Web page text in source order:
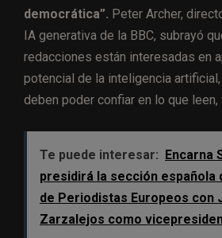
democrática”. Peter Archer,
IA generativa de la BBC, subrayó
redacciones están interesadas en
potencial de la inteligencia
deben poder confiar en lo que leen,
Te puede interesar:
Encarna
presidirá la sección española
de Periodistas Europeos con
Zarzalejos como